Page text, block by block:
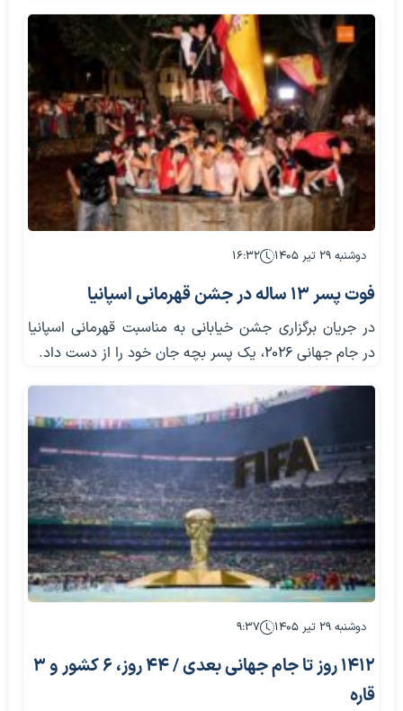
دوشنبه ۲۹ تیر ۱۴۰۵ ۱۶:۳۲
فوت پسر 13 ساله در جشن قهرمانی اسپانیا
در جریان برگزاری جشن خیابانی به مناسبت قهرمانی اسپانیا
در جام جهانی 2026، یک پسر بچه جان خود را از دست داد.
دوشنبه ۲۹ تیر ۱۴۰۵ ۹:۳۷
۱۴۱۲ روز تا جام جهانی بعدی / ۴۴ روز، ۶ کشور و ۳
قاره